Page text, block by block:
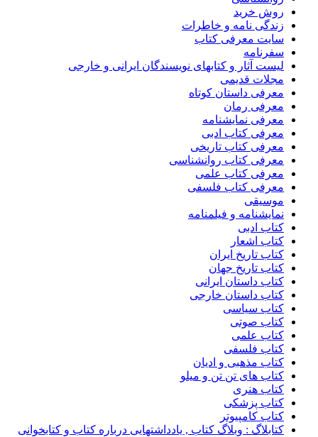
روش خرید
زندگی نامه و خاطرات
سایت معرفی کتاب
سفرنامه
لیست آثار و کتابهای نویسندگان ایرانی و خارجی
مجلات قدیمی
معرفی داستان کوتاه
معرفی رمان
معرفی نمایشنامه
معرفی کتاب ادبی
معرفی کتاب تاریخی
معرفی کتاب روانشناسی
معرفی کتاب علمی
معرفی کتاب فلسفی
موسیقی
نمایشنامه و فیلمنامه
کتاب ادبی
کتاب اشعار
کتاب تاریخ ایران
کتاب تاریخ جهان
کتاب داستان ایرانی
کتاب داستان خارجی
کتاب سیاسی
کتاب صوتی
کتاب علمی
کتاب فلسفی
کتاب مذهبی و ادیان
کتاب های تن تن و میلو
کتاب هنری
کتاب پزشکی
کتاب کامپیوتر
کتابلاگ : وبلاگ کتاب , یادداشتهایی درباره کتاب و کتابخوانی